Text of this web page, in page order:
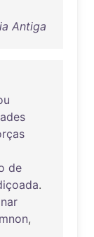
Antiga
de
.
,